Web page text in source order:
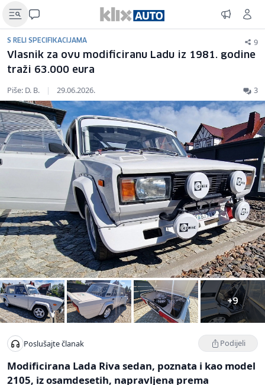
S RELI SPECIFIKACIJAMA 9
Vlasnik za ovu modificiranu Ladu iz 1981. godine
traži 63.000 eura
Piše: D. B. | 29.06.2026. 3
+9
Poslušajte članak Podijeli
Modificirana Lada Riva sedan, poznata i kao model
2105, iz osamdesetih, napravljena prema